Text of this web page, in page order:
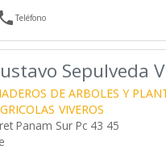
Teléfono
Sepulveda
DE ARBOLES Y
VIVEROS
Panam Sur Pc 43 45